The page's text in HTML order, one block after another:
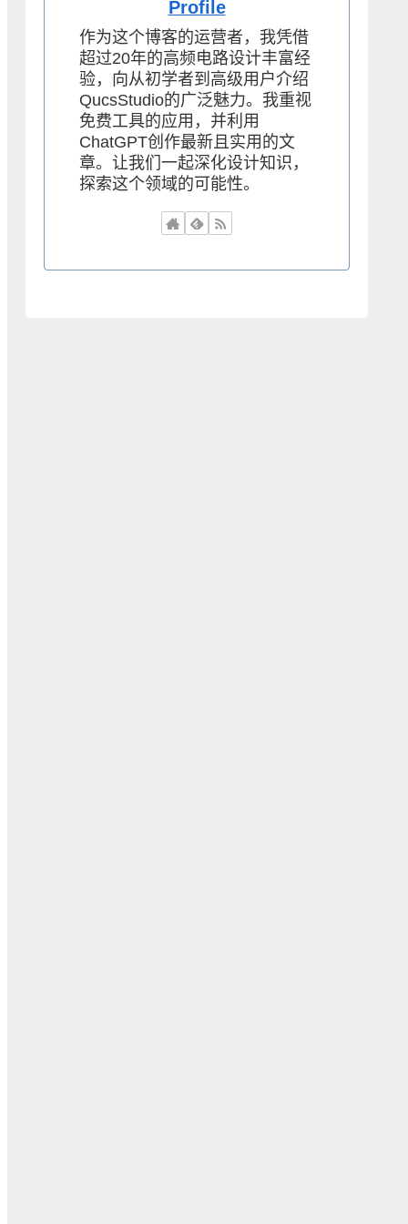
Profile
作为这个博客的运营者，我凭借
超过20年的高频电路设计丰富经
验，向从初学者到高级用户介绍
QucsStudio的广泛魅力。我重视
免费工具的应用，并利用
ChatGPT创作最新且实用的文
章。让我们一起深化设计知识，
探索这个领域的可能性。